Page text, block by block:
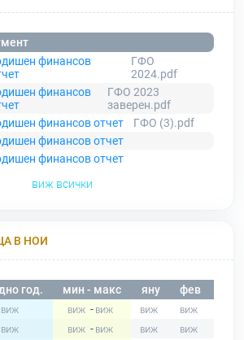
финансов
ГФО
2024.pdf
финансов
ГФО 2023
заверен.pdf
финансов отчет
ГФО (3).pdf
финансов отчет
финансов отчет
виж всички
В НОИ
год. мин - макс яну фев
-
-